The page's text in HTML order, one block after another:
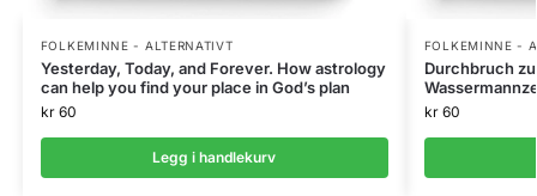
FOLKEMINNE - ALTERNATIVT
Yesterday, Today, and Forever. How astrology
can help you find your place in God’s plan
kr60
Legg i handlekurv
FOLKEMINNE -
Durchbruch
kr60